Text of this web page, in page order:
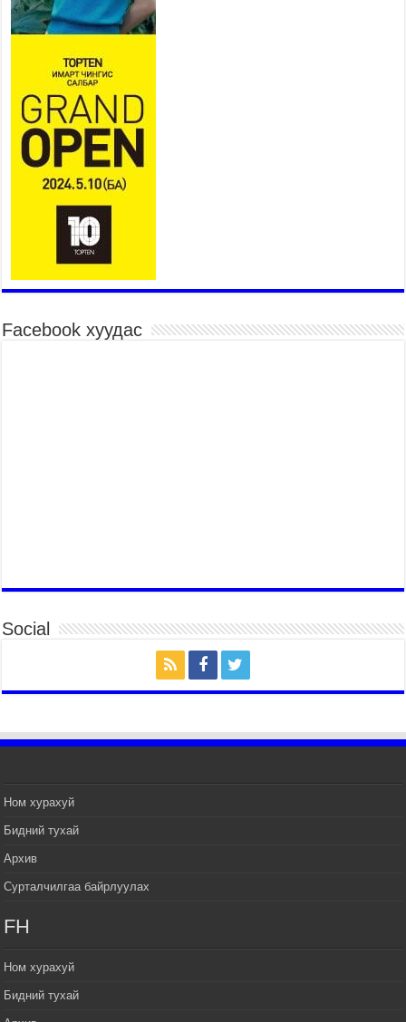
Үер усны аюулаас сэргийлж, нийслэлийн Онцгой
байдлын газрын 162 алба хаагч үүрэг гүйцэтгэж
2026 оны 7 сар 15 / 11 цаг 07 минут
Үндэсний их сурын харваанд 850 харваач цэц
мэргэнээ сорьж байна
2026 оны 7 сар 15 / 11 цаг 03 минут
Төв цэнгэлдэхийн эргэн тойронд
2026 оны 7 сар 15 / 10 цаг 58 минут
Үндэсний их баяр наадмын шагайн харваа
насанд хүрэгчдийн багийн харваагаар
үргэлжилж байна
2026 оны 7 сар 15 / 10 цаг 52 минут
Үндэсний их баяр наадмын хүчит бөхийн
ТӨРИЙН ДАЛБААНЫ ӨДӨРТ ЗОРИУЛСАН
2026 оны 7 сар 14 / 17 цаг 47 минут
Өв соёлоо тээж яваа уяачдын галаар УИХ-ын
дарга С.Бямбацогт зочлон баяр хүргэв
2026 оны 7 сар 14 / 17 цаг 40 минут
наадмын нээлтэд оролцон, сурын талбай,
шагайн асарт зочиллоо
Монгол Улсын Их Хурлын дарга С.Бямбацогт
2026 оны 7 сар 14 / 17 цаг 09 минут
УИХ-ын дарга С.Бямбацогт БНХАУ-аас Монгол
хүлээн авч уулзав
бараалхав
2026 оны 7 сар 14 / 16 цаг 56 минут
Facebook хуудас
Social
Ном хурахуй
Бидний тухай
Архив
Сурталчилгаа байрлуулах
FH
Ном хурахуй
Бидний тухай